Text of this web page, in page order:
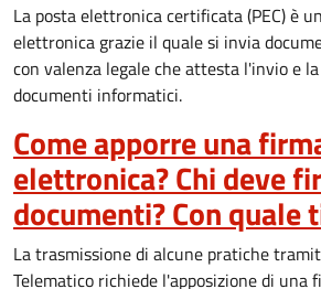
La posta elettronica certificata (PEC) è
elettronica grazie il quale si invia
con valenza legale che attesta l'invio e
documenti informatici.
Come apporre una
elettronica? Chi deve
documenti? Con quale
La trasmissione di alcune pratiche
Telematico richiede l'apposizione di una